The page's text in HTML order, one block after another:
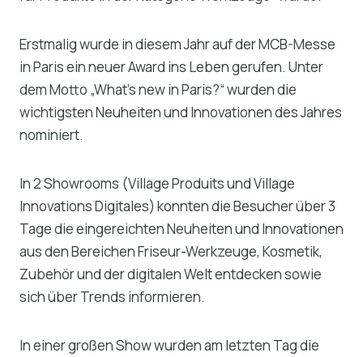
Erstmalig wurde in diesem Jahr auf der MCB-Messe
in Paris ein neuer Award ins Leben gerufen. Unter
dem Motto „What’s new in Paris?“ wurden die
wichtigsten Neuheiten und Innovationen des Jahres
nominiert.
In 2 Showrooms (Village Produits und Village
Innovations Digitales) konnten die Besucher über 3
Tage die eingereichten Neuheiten und Innovationen
aus den Bereichen Friseur-Werkzeuge, Kosmetik,
Zubehör und der digitalen Welt entdecken sowie
sich über Trends informieren.
In einer großen Show wurden am letzten Tag die